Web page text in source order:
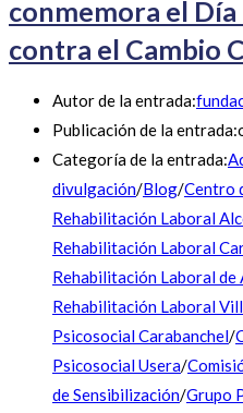
conmemora el
contra el Cambio
Autor de la entrada:
Publicación de la entrada:
Categoría de la entrada:
divulgación/Blog/Centro
Rehabilitación Laboral
Rehabilitación Laboral
Rehabilitación Laboral de
Rehabilitación Laboral
Psicosocial Carabanchel/
Psicosocial Usera/
de Sensibilización/Grupo